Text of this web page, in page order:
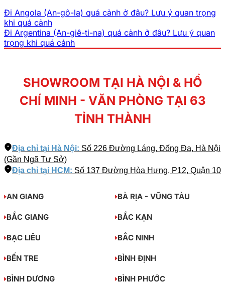
Đi Angola (An-gô-la) quá cảnh ở đâu? Lưu ý quan trọng
khi quá cảnh
Đi Argentina (An-giê-ti-na) quá cảnh ở đâu? Lưu ý quan
trọng khi quá cảnh
SHOWROOM TẠI HÀ NỘI & HỒ
CHÍ MINH - VĂN PHÒNG TẠI 63
TỈNH THÀNH
Địa chỉ tại Hà Nội: Số 226 Đường Láng, Đống Đa, Hà Nội
(Gần Ngã Tư Sở)
Địa chỉ tại HCM: Số 137 Đường Hòa Hưng, P12, Quận 10
AN GIANG BÀ RỊA - VŨNG TÀU
BẮC GIANG BẮC KẠN
BẠC LIÊU BẮC NINH
BẾN TRE BÌNH ĐỊNH
BÌNH DƯƠNG BÌNH PHƯỚC